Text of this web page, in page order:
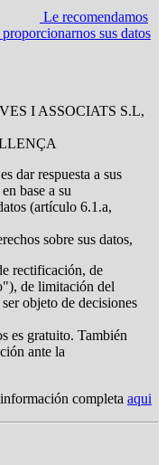
Le recomendamos
sus datos
I ASSOCIATS S.L,
dar respuesta a sus
base a su
(artículo 6.1.a,
sobre sus datos,
rectificación, de
de limitación del
objeto de decisiones
es gratuito. También
ante la
completa aqui